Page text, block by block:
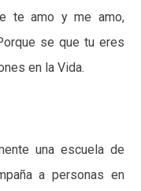
te amo y me amo,
se que tu eres
en la Vida.
una escuela de
a personas en